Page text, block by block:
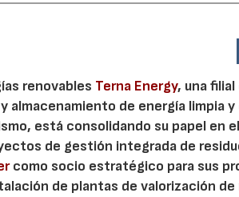
renovables Terna Energy, una filial
almacenamiento de energía limpia
está consolidando su papel en
de gestión integrada de
como socio estratégico para sus
de plantas de valorización